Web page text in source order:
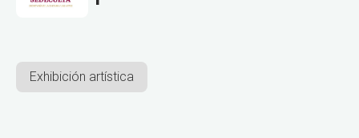
Exhibición artística